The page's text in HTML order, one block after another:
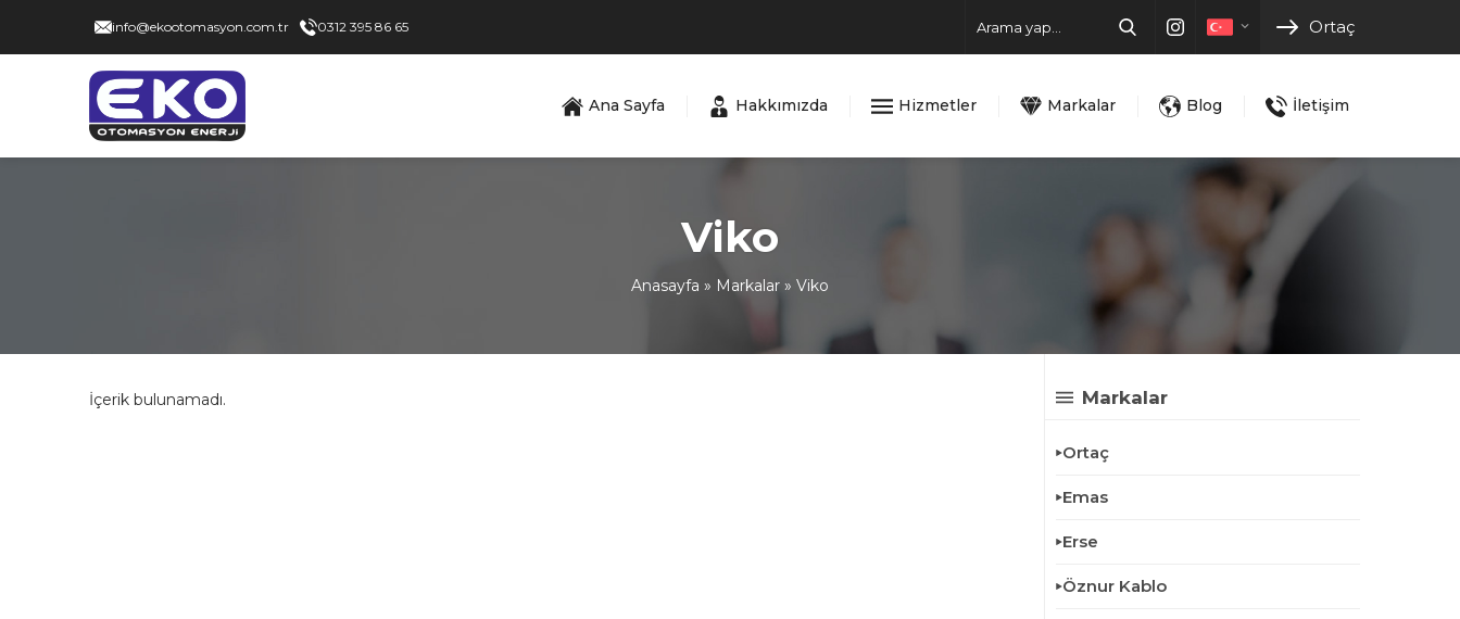
info@ekootomasyon.com.tr 0312 395 86 65 Ortaç
Ana Sayfa Hakkımızda Hizmetler Markalar Blog İletişim
Viko
Anasayfa » Markalar » Viko
İçerik bulunamadı. Markalar
Ortaç
Emas
Erse
Öznur Kablo